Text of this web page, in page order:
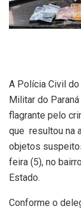
A Polícia Civil
Militar do
flagrante pelo
que resultou na
objetos
feira (5), no
Estado.
Conforme o